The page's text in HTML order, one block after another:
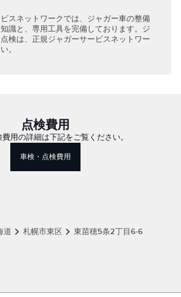
スネットワークでは、ジャガー車の整備
識と、専用工具を完備しております。ジ
検は、正規ジャガーサービスネットワー
。
点検費用
用の詳細は下記をご覧ください。
車検・点検費用
道 札幌市東区 東苗穂5条2丁目6-6